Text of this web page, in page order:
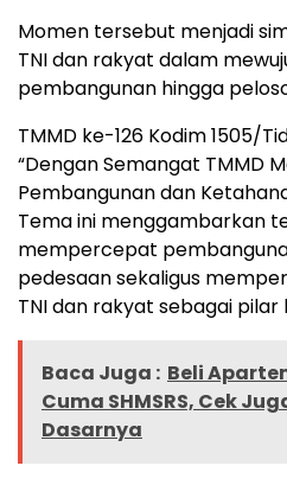
Momen tersebut menjadi
TNI dan rakyat dalam
pembangunan hingga
TMMD ke-126 Kodim 1505/
“Dengan Semangat TMMD
Pembangunan dan
Tema ini menggambarkan
mempercepat
pedesaan sekaligus
TNI dan rakyat sebagai
Baca Juga : Beli
Cuma SHMSRS, Cek
Dasarnya